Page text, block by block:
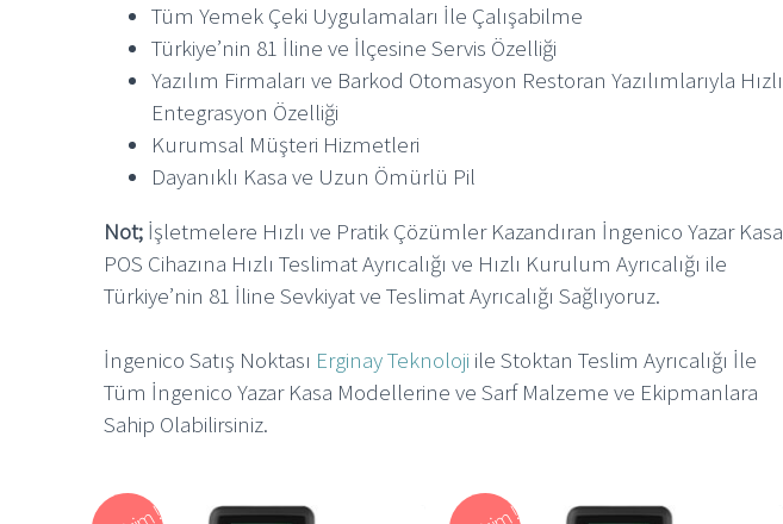
Tüm Yemek Çeki Uygulamaları İle Çalışabilme
Türkiye’nin 81 İline ve İlçesine Servis Özelliği
Yazılım Firmaları ve Barkod Otomasyon Restoran Yazılımlarıyla Hızlı
Entegrasyon Özelliği
Kurumsal Müşteri Hizmetleri
Dayanıklı Kasa ve Uzun Ömürlü Pil
Not; İşletmelere Hızlı ve Pratik Çözümler Kazandıran İngenico Yazar Kasa
POS Cihazına Hızlı Teslimat Ayrıcalığı ve Hızlı Kurulum Ayrıcalığı ile
Türkiye’nin 81 İline Sevkiyat ve Teslimat Ayrıcalığı Sağlıyoruz.
İngenico Satış Noktası Erginay Teknoloji ile Stoktan Teslim Ayrıcalığı İle
Tüm İngenico Yazar Kasa Modellerine ve Sarf Malzeme ve Ekipmanlara
Sahip Olabilirsiniz.